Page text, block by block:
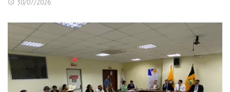
30/07/2026